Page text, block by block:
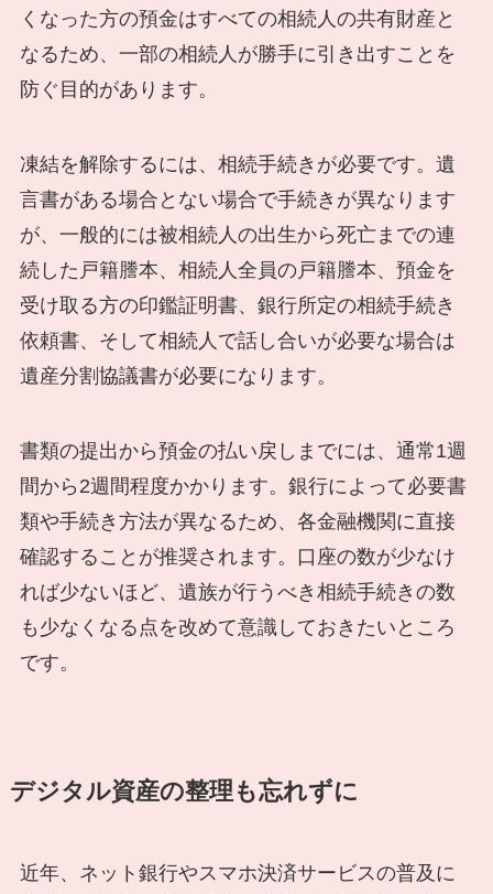
くなった方の預金はすべての相続人の共有財産と
なるため、一部の相続人が勝手に引き出すことを
防ぐ目的があります。
凍結を解除するには、相続手続きが必要です。遺
言書がある場合とない場合で手続きが異なります
が、一般的には被相続人の出生から死亡までの連
続した戸籍謄本、相続人全員の戸籍謄本、預金を
受け取る方の印鑑証明書、銀行所定の相続手続き
依頼書、そして相続人で話し合いが必要な場合は
遺産分割協議書が必要になります。
書類の提出から預金の払い戻しまでには、通常1週
間から2週間程度かかります。銀行によって必要書
類や手続き方法が異なるため、各金融機関に直接
確認することが推奨されます。口座の数が少なけ
れば少ないほど、遺族が行うべき相続手続きの数
も少なくなる点を改めて意識しておきたいところ
です。
デジタル資産の整理も忘れずに
近年、ネット銀行やスマホ決済サービスの普及に